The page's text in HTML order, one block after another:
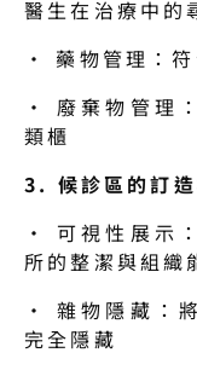
醫生在治療中的
· 藥物管理：
· 廢棄物管理
類櫃
3. 候診區的訂
· 可視性展示
所的整潔與組織
· 雜物隱藏：
完全隱藏